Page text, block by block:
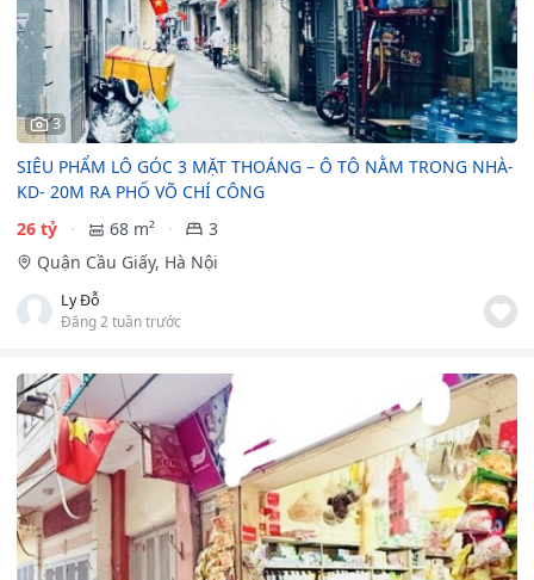
3
SIÊU PHẨM LÔ GÓC 3 MẶT THOÁNG – Ô TÔ NẰM TRONG NHÀ-
KD- 20M RA PHỐ VÕ CHÍ CÔNG
26 tỷ
68 m²
3
Quận Cầu Giấy, Hà Nội
Ly Đỗ
Đăng 2 tuần trước